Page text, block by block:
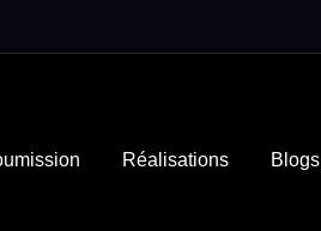
Réalisations Blogs